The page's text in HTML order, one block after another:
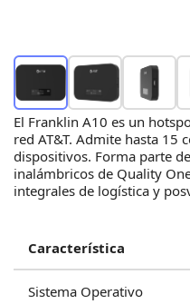
El Franklin A10 es un
red AT&T. Admite hasta 15
dispositivos. Forma parte
inalámbricos de Quality
integrales de logística y
Característica
Sistema Operativo